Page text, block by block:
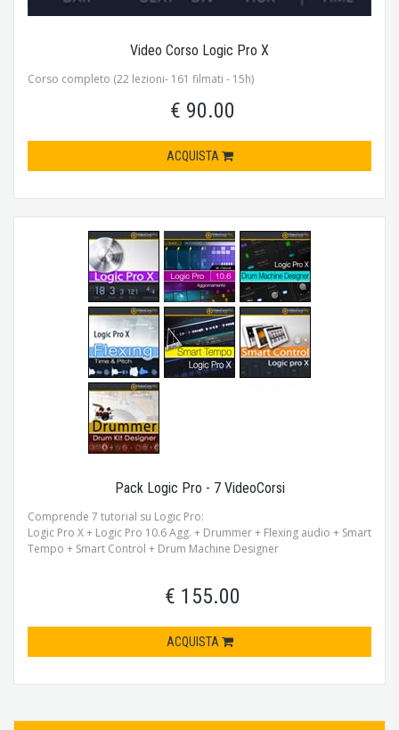
Video Corso Logic Pro X
Corso completo (22 lezioni- 161 filmati - 15h)
€ 90.00
ACQUISTA
Pack Logic Pro - 7 VideoCorsi
Comprende 7 tutorial su Logic Pro:
Logic Pro X + Logic Pro 10.6 Agg. + Drummer + Flexing audio + Smart
Tempo + Smart Control + Drum Machine Designer
€ 155.00
ACQUISTA